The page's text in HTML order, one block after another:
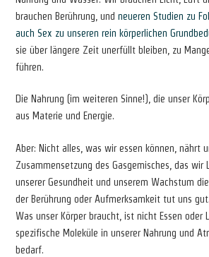
brauchen Berührung, und neueren Studien zu
auch Sex zu unseren rein körperlichen
sie über längere Zeit unerfüllt bleiben, zu
führen.
Die Nahrung (im weiteren Sinne!), die unser
aus Materie und Energie.
Aber: Nicht alles, was wir essen können, nährt
Zusammensetzung des Gasgemisches, das wir
unserer Gesundheit und unserem Wachstum
der Berührung oder Aufmerksamkeit tut uns gut.
Was unser Körper braucht, ist nicht Essen oder
spezifische Moleküle in unserer Nahrung und
bedarf.